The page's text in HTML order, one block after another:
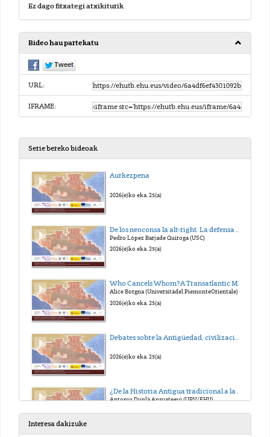
Ez dago fitxategi atxikiturik
Bideo hau partekatu
URL:
IFRAME:
Serie bereko bideoak
Aurkezpena
2026(e)ko eka. 25(a)
Pedro López Barjade Quiroga (USC)
2026(e)ko eka. 25(a)
Who Cancels Whom?A Transatlantic Misunderstanding
Alice Borgna (Universitàdel PiemonteOrientale)
2026(e)ko eka. 25(a)
2026(e)ko eka. 25(a)
¿De la Historia Antigua tradicional a la Historia Antigua global? Qué Historia Antigua para el siglo XXI
Antonio Duplá Ansuategui (UPV/EHU)
Interesa dakizuke